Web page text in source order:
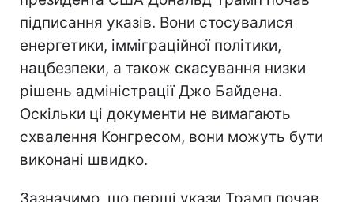
підписання указів. Вони стосувалися
енергетики, імміграційної політики,
нацбезпеки, а також скасування низки
рішень адміністрації Джо Байдена.
Оскільки ці документи не вимагають
схвалення Конгресом, вони можуть бути
виконані швидко.
Зазначимо, що перші укази Трамп почав